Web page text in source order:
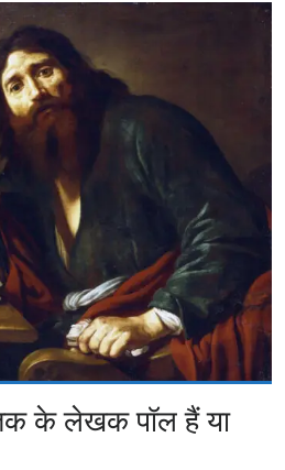
के लेखक पॉल हैं या